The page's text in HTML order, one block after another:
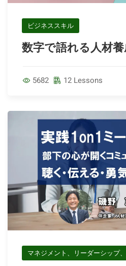
ビジネススキル
数字で語れる人材
5682 12 Lessons
マネジメント、リーダーシップ